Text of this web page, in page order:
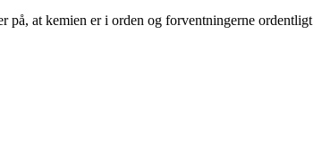
på, at kemien er i orden og forventningerne ordentligt